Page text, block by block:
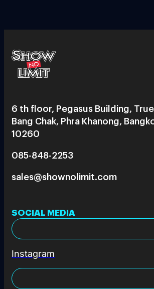
6 th floor, Pegasus Building,
Bang Chak, Phra Khanong,
10260
085-848-2253
sales@shownolimit.com
SOCIAL MEDIA
Instagram